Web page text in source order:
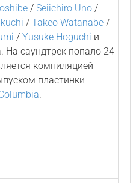
/ Seiichiro Uno/
/ Takeo Watanabe/
/ Yusuke Hoguchi и
саундтрек попало 24
компиляцией
пластинки
.